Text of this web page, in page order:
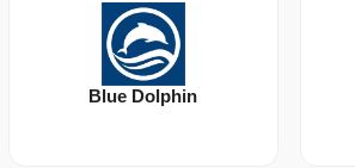
Blue Dolphin